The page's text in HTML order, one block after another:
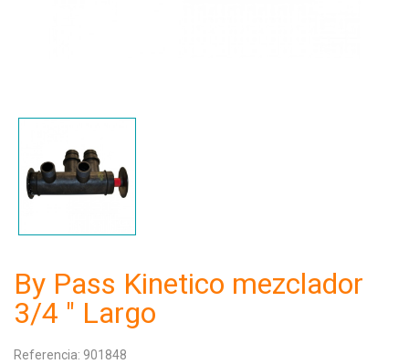
By Pass Kinetico mezclador
3/4 " Largo
Referencia: 901848